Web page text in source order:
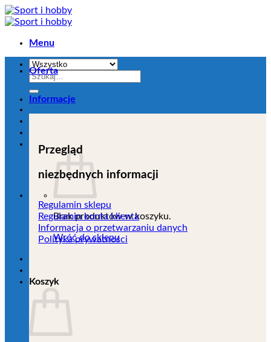
Przejdź
do
Menu
Szukaj:
Brak produktów w koszyku.
Wróć do sklepu
Koszyk
Oferta
Informacje
Przegląd
niezbędnych informacji
Regulamin sklepu
Regulamin konta klienta
Informacja o przetwarzaniu danych
Polityka prywatności